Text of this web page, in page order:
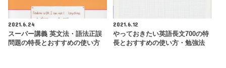
2021.6.24
スーパー講義 英文法・語法正誤
問題の特長とおすすめの使い方
2021.6.12
やっておきたい英語長文700の特
長とおすすめの使い方・勉強法